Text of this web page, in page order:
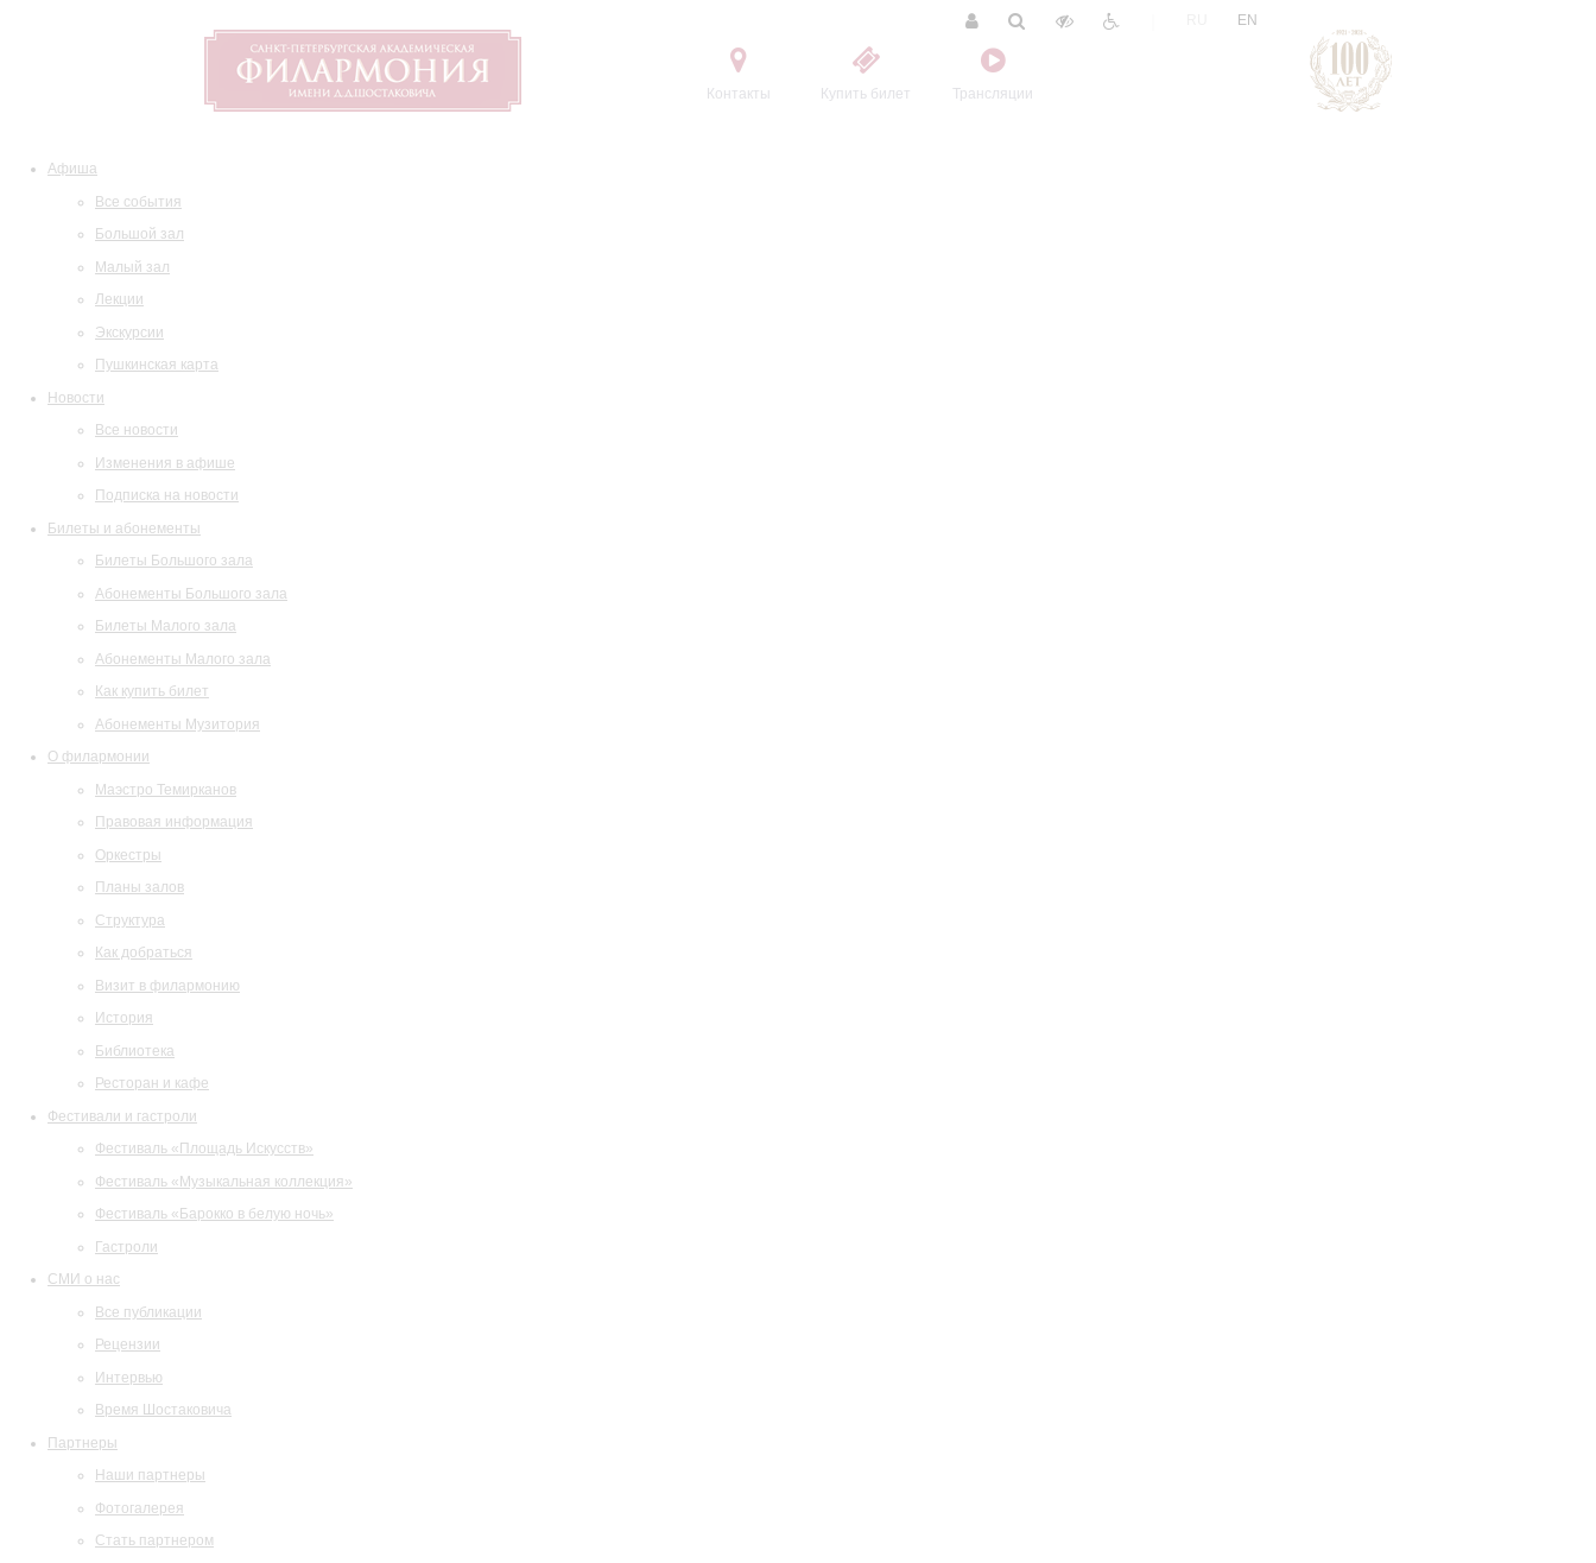
Контакты Купить билет Трансляции
EN
Афиша
Все события
Большой зал
Малый зал
Лекции
Экскурсии
Пушкинская карта
Новости
Все новости
Изменения в афише
Подписка на новости
Билеты и абонементы
Билеты Большого зала
Абонементы Большого зала
Билеты Малого зала
Абонементы Малого зала
Как купить билет
Абонементы Музитория
О филармонии
Маэстро Темирканов
Правовая информация
Оркестры
Планы залов
Структура
Как добраться
Визит в филармонию
История
Библиотека
Ресторан и кафе
Фестивали и гастроли
Фестиваль «Площадь Искусств»
Фестиваль «Музыкальная коллекция»
Фестиваль «Барокко в белую ночь»
Гастроли
СМИ о нас
Все публикации
Рецензии
Интервью
Время Шостаковича
Партнеры
Наши партнеры
Фотогалерея
Стать партнером